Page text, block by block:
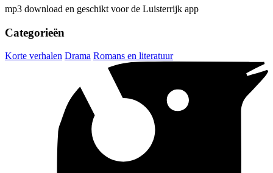
mp3 download en geschikt voor de Luisterrijk app
Categorieën
Korte verhalen Drama Romans en literatuur